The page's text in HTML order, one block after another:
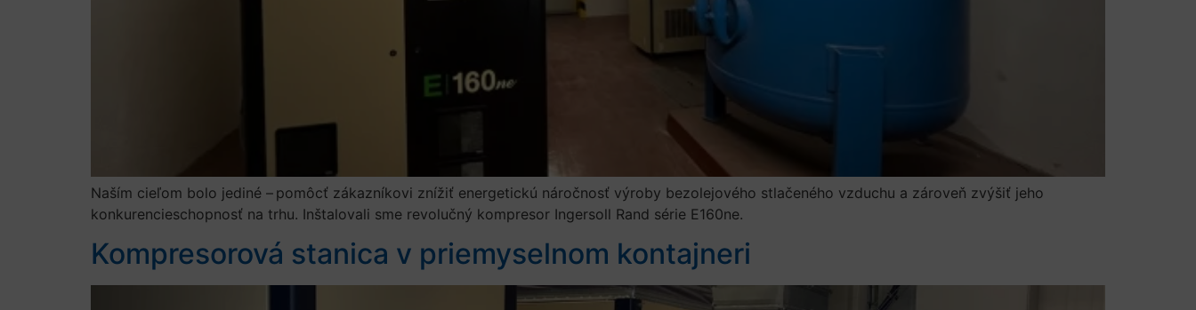
Naším cieľom bolo jediné – pomôcť zákazníkovi znížiť energetickú náročnosť výroby bezolejového stlačeného vzduchu a zároveň zvýšiť jeho
konkurencieschopnosť na trhu. Inštalovali sme revolučný kompresor Ingersoll Rand série E160ne.
Kompresorová stanica v priemyselnom kontajneri